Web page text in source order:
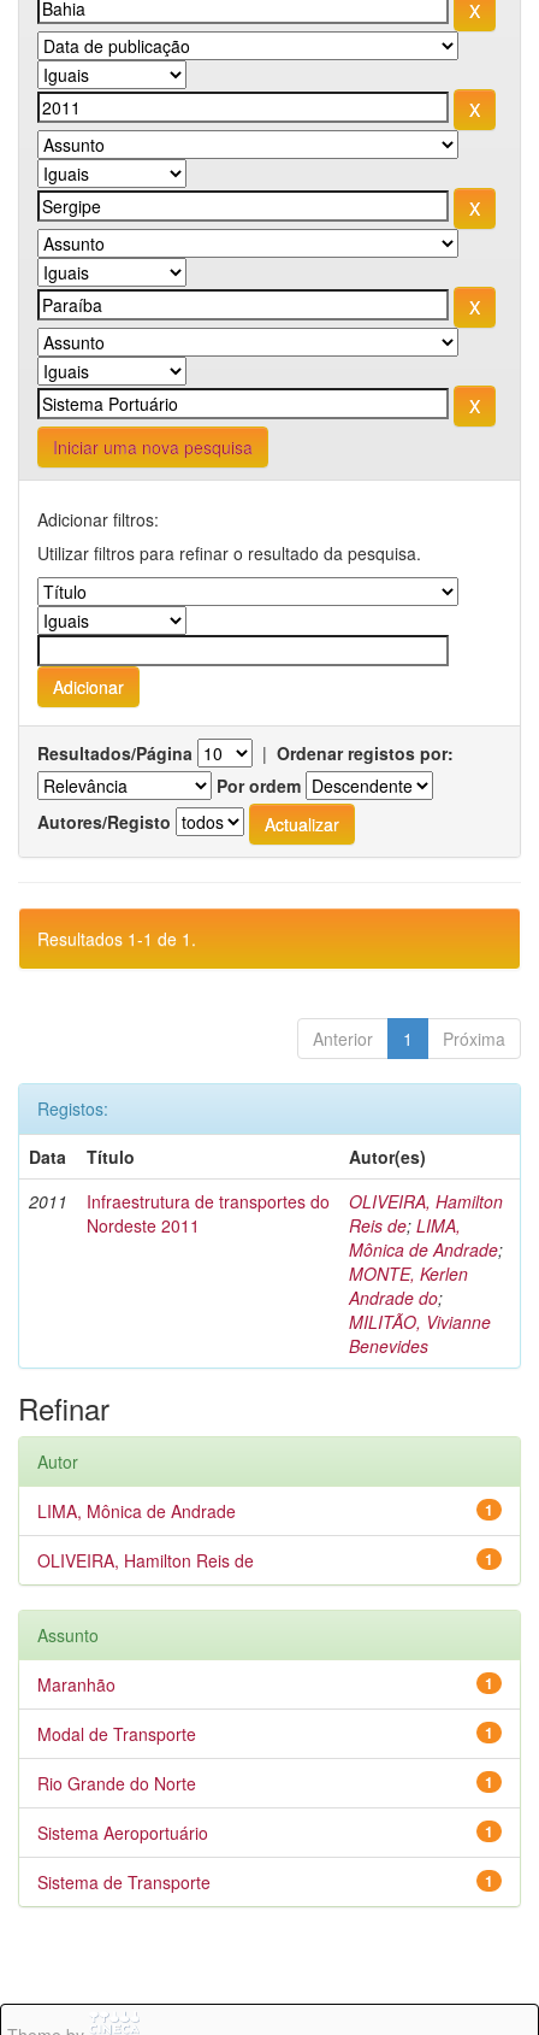
Iniciar uma nova pesquisa
Adicionar filtros:
Utilizar filtros para refinar o resultado da pesquisa.
Resultados/Página | Ordenar registos por:
Por ordem
Autores/Registo
Resultados 1-1 de 1.
Anterior 1 Próxima
Registos:
Data
Título
Autor(es)
2011
Infraestrutura de transportes do
Nordeste 2011
OLIVEIRA, Hamilton
Reis de; LIMA,
Mônica de Andrade;
MONTE, Kerlen
Andrade do;
MILITÃO, Vivianne
Benevides
Refinar
Autor
1
LIMA, Mônica de Andrade
1
OLIVEIRA, Hamilton Reis de
Assunto
1
Maranhão
1
Modal de Transporte
1
Rio Grande do Norte
1
Sistema Aeroportuário
1
Sistema de Transporte